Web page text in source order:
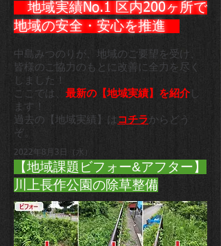
地域実績No.1 区内200ヶ所で
地域の安全・安心を推進 ​
中島みつのりが、地域のご要望を受け、
皆様のご協力のもとに 改善に全力を尽く
しました！
ここでは、 最新の【地域実績】を紹介し
ます！
過去の【地域実績】は コチラからどう
ぞ。
2022年8月3日（水）
【地域課題ビフォー&アフター】
川上長作公園の除草整備